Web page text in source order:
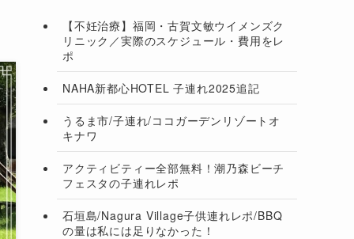
【不妊治療】福岡・古賀文敏ウイメンズク
リニック／実際のスケジュール・費用をレ
ポ
NAHA新都心HOTEL 子連れ2025追記
うるま市/子連れ/ココガーデンリゾートオ
キナワ
アクティビティー全部無料！潮乃森ビーチ
フェスタの子連れレポ
石垣島/Nagura Village子供連れレポ/BBQ
の量は私には足りなかった！